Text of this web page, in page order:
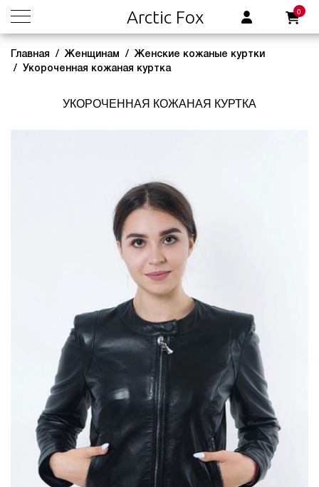
Arctic Fox 0
Главная Женщинам
Женские кожаные куртки
Укороченная кожаная куртка
УКОРОЧЕННАЯ КОЖАНАЯ КУРТКА